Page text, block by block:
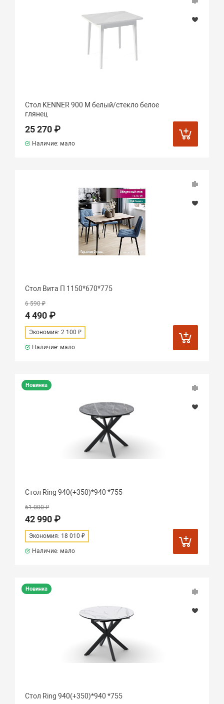
Стол KENNER 900 М белый/стекло белое
глянец
25 270 ₽
Наличие: мало
Стол Вита П 1150*670*775
6 590 ₽
4 490 ₽
Экономия: 2 100 ₽
Наличие: мало
Новинка
Стол Ring 940(+350)*940 *755
61 000 ₽
42 990 ₽
Экономия: 18 010 ₽
Наличие: мало
Новинка
Стол Ring 940(+350)*940 *755